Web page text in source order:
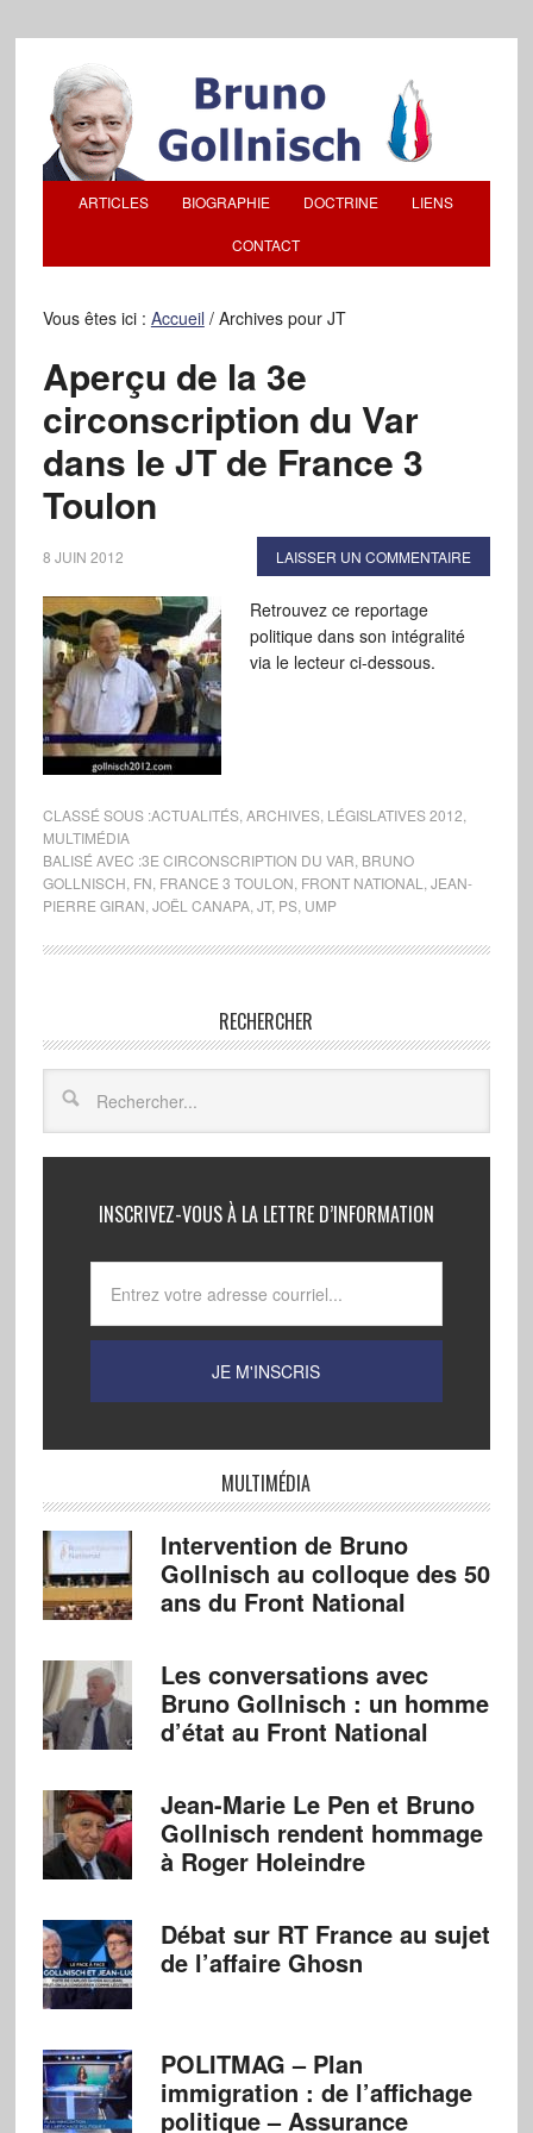
ARTICLES BIOGRAPHIE DOCTRINE LIENS
CONTACT
Vous êtes ici : Accueil /Archives pour JT
Aperçu de la 3e
circonscription du Var
dans le JT de France 3
Toulon
8 JUIN 2012 LAISSER UN COMMENTAIRE
Retrouvez ce reportage
politique dans son intégralité
via le lecteur ci-dessous.
CLASSÉ SOUS :ACTUALITÉS, ARCHIVES, LÉGISLATIVES 2012
MULTIMÉDIA
BALISÉ AVEC :3E CIRCONSCRIPTION DU VAR BRUNO
GOLLNISCH FN FRANCE 3 TOULON FRONT NATIONAL
JEAN-
PIERRE GIRAN JOËL CANAPA, JT, PS, UMP
RECHERCHER
INSCRIVEZ-VOUS À LA LETTRE D’INFORMATION
MULTIMÉDIA
Intervention de Bruno
Gollnisch au colloque des 50
ans du Front National
Les conversations avec
Bruno Gollnisch : un homme
d’état au Front National
Jean-Marie Le Pen et Bruno
Gollnisch rendent hommage
à Roger Holeindre
Débat sur RT France au sujet
de l’affaire Ghosn
POLITMAG – Plan
immigration : de l’affichage
politique – Assurance